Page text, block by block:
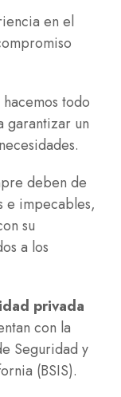
en el
todo
garantizar un
deben de
e impecables,
su
a los
privada
con la
Seguridad y
(BSIS).